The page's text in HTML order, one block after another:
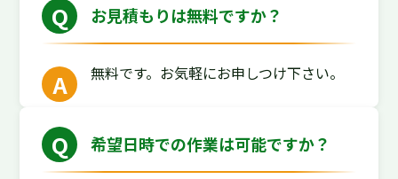
お見積もりは無料ですか？
無料です。お気軽にお申しつけ下さい。
希望日時での作業は可能ですか？